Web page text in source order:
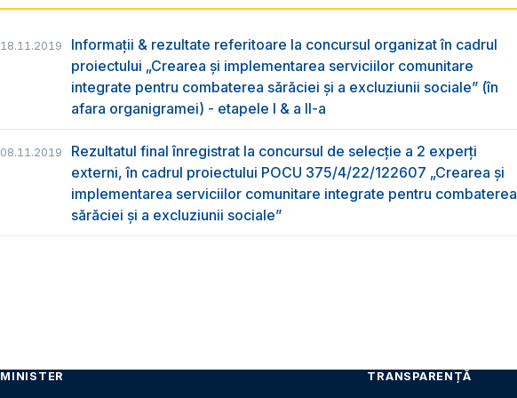
18.11.2019
Informații & rezultate referitoare la concursul organizat în cadrul
proiectului „Crearea și implementarea serviciilor comunitare
integrate pentru combaterea sărăciei și a excluziunii sociale” (în
afara organigramei) - etapele I & a II-a
08.11.2019
Rezultatul final înregistrat la concursul de selecție a 2 experți
externi, în cadrul proiectului POCU 375/4/22/122607 „Crearea și
implementarea serviciilor comunitare integrate pentru combaterea
sărăciei și a excluziunii sociale”
MINISTER TRANSPARENȚĂ